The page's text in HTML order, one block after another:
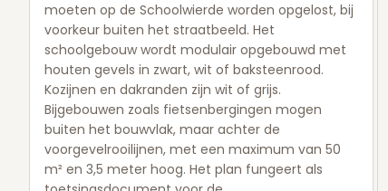
moeten op de Schoolwierde worden opgelost, bij
voorkeur buiten het straatbeeld. Het
schoolgebouw wordt modulair opgebouwd met
houten gevels in zwart, wit of baksteenrood.
Kozijnen en dakranden zijn wit of grijs.
Bijgebouwen zoals fietsenbergingen mogen
buiten het bouwvlak, maar achter de
voorgevelrooilijnen, met een maximum van 50
m² en 3,5 meter hoog. Het plan fungeert als